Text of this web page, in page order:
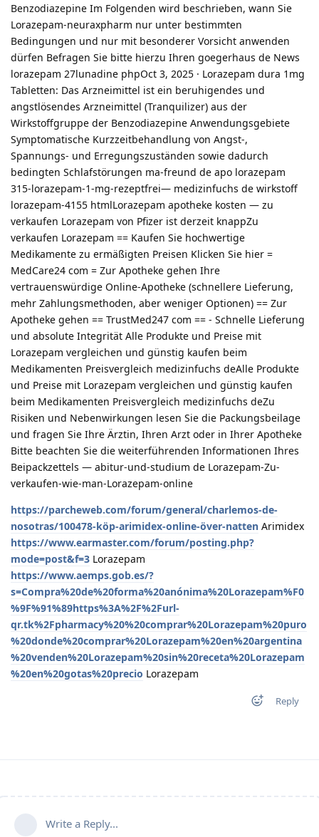
Benzodiazepine Im Folgenden wird beschrieben, wann Sie
Lorazepam-neuraxpharm nur unter bestimmten
Bedingungen und nur mit besonderer Vorsicht anwenden
dürfen Befragen Sie bitte hierzu Ihren goegerhaus de News
lorazepam 27lunadine phpOct 3, 2025 · Lorazepam dura 1mg
Tabletten: Das Arzneimittel ist ein beruhigendes und
angstlösendes Arzneimittel (Tranquilizer) aus der
Wirkstoffgruppe der Benzodiazepine Anwendungsgebiete
Symptomatische Kurzzeitbehandlung von Angst-,
Spannungs- und Erregungszuständen sowie dadurch
bedingten Schlafstörungen ma-freund de apo lorazepam
315-lorazepam-1-mg-rezeptfrei— medizinfuchs de wirkstoff
lorazepam-4155 htmlLorazepam apotheke kosten — zu
verkaufen Lorazepam von Pfizer ist derzeit knappZu
verkaufen Lorazepam == Kaufen Sie hochwertige
Medikamente zu ermäßigten Preisen Klicken Sie hier =
MedCare24 com = Zur Apotheke gehen Ihre
vertrauenswürdige Online-Apotheke (schnellere Lieferung,
mehr Zahlungsmethoden, aber weniger Optionen) == Zur
Apotheke gehen == TrustMed247 com == - Schnelle Lieferung
und absolute Integrität Alle Produkte und Preise mit
Lorazepam vergleichen und günstig kaufen beim
Medikamenten Preisvergleich medizinfuchs deAlle Produkte
und Preise mit Lorazepam vergleichen und günstig kaufen
beim Medikamenten Preisvergleich medizinfuchs deZu
Risiken und Nebenwirkungen lesen Sie die Packungsbeilage
und fragen Sie Ihre Ärztin, Ihren Arzt oder in Ihrer Apotheke
Bitte beachten Sie die weiterführenden Informationen Ihres
Beipackzettels — abitur-und-studium de Lorazepam-Zu-
verkaufen-wie-man-Lorazepam-online
https://parcheweb.com/forum/general/charlemos-de-
nosotras/100478-köp-arimidex-online-över-natten Arimidex
https://www.earmaster.com/forum/posting.php?
mode=post&f=3 Lorazepam
https://www.aemps.gob.es/?
s=Compra%20de%20forma%20anónima%20Lorazepam%F0
%9F%91%89https%3A%2F%2Furl-
qr.tk%2Fpharmacy%20%20comprar%20Lorazepam%20puro
%20donde%20comprar%20Lorazepam%20en%20argentina
%20venden%20Lorazepam%20sin%20receta%20Lorazepam
%20en%20gotas%20precio Lorazepam
Reply
Write a Reply...